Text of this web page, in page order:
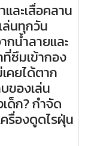
ละเสื่อคลาน
นทุกวัน
กน้ำลายและ
ที่ซึมเข้ากอง
คยได้ตาก
ของเล่น
ด็ก? กำจัด
รื่องดูดไรฝุ่น